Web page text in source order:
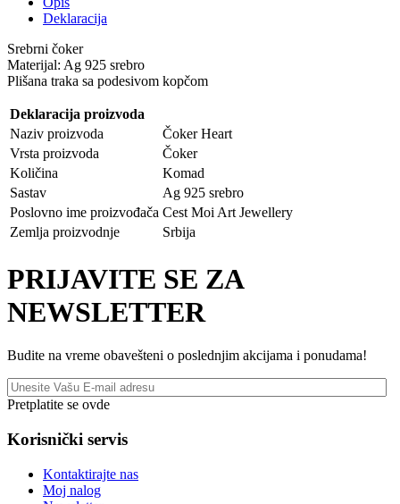
Deklaracija
Srebrni čoker
Materijal: Ag 925 srebro
Plišana traka sa podesivom kopčom
Deklaracija proizvoda
Naziv proizvoda
Čoker Heart
Vrsta proizvoda
Čoker
Količina
Komad
Sastav
Ag 925 srebro
Poslovno ime proizvođača Cest Moi Art Jewellery
Zemlja proizvodnje
Srbija
PRIJAVITE SE ZA
NEWSLETTER
Budite na vreme obavešteni o poslednjim akcijama i ponudama!
Pretplatite se ovde
Korisnički servis
Kontaktirajte nas
Moj nalog